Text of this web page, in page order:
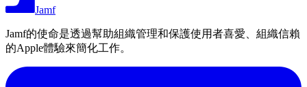
Jamf
Jamf的使命是透過幫助組織管理和保護使用者喜愛、組織信賴
的Apple體驗來簡化工作。